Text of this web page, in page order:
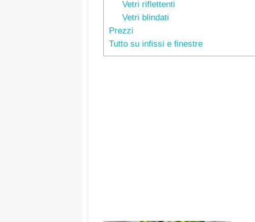
Vetri riflettenti
Vetri blindati
Prezzi
Tutto su infissi e finestre